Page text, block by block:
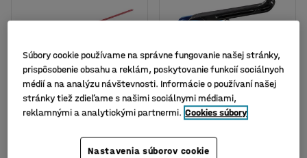
páskovanie paliet, dĺžka
WG alebo PP pásky, 9-19
Súbory cookie používame na správne fungovanie našej stránky,
prispôsobenie obsahu a reklám, poskytovanie funkcií sociálnych
médií a na analýzu návštevnosti. Informácie o používaní našej
stránky tiež zdieľame s našimi sociálnymi médiami,
reklamnými a analytickými partnermi. Cookies súbory
Nastavenia súborov cookie